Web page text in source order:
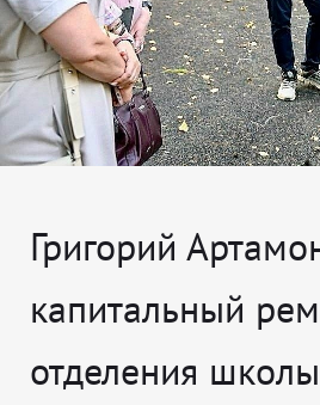
Григорий
капитальный
отделения